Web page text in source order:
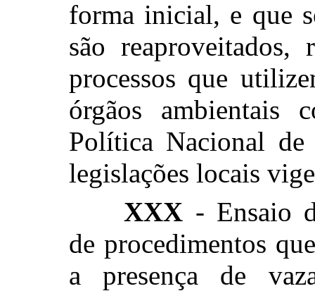
forma inicial, e que
são reaproveitados,
processos que
órgãos ambientais
Política Nacional de
legislações locais
XXX - Ensaio
de procedimentos
a presença de